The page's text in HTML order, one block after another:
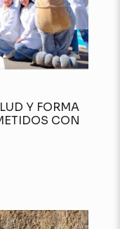
Y FORMA
CON